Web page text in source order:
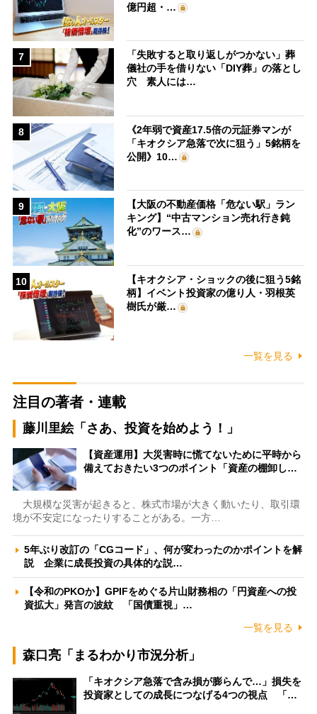
億円超・…
7
「失敗すると取り返しがつかない」葬
儀社の手を借りない「DIY葬」の落とし
穴 素人には…
8
《2年弱で資産17.5倍の元証券マンが
「キオクシア急落で次に狙う」5銘柄を
公開》10…
9
【大阪の不動産価格「危ない駅」ラン
キング】“中古マンション売れ行き鈍
化”のワース…
10
【キオクシア・ショックの後に狙う5銘
柄】イベント投資家の億り人・羽根英
樹氏が厳…
一覧を見る
注目の著者・連載
藤川里絵「さあ、投資を始めよう！」
【資産運用】大災害時に慌てないために平時から
備えておきたい3つのポイント「資産の棚卸し…
大規模な災害が起きると、株式市場が大きく動いたり、取引環
境が不安定になったりすることがある。一方…
5年ぶり改訂の「CGコード」、何が変わったのかポイントを解
説 企業に成長投資の具体的な説…
【令和のPKOか】GPIFをめぐる片山財務相の「円資産への投
資拡大」発言の波紋 「国債重視」…
一覧を見る
森口亮「まるわかり市況分析」
「キオクシア急落で含み損が膨らんで…」損失を
投資家としての成長につなげる4つの視点 「…